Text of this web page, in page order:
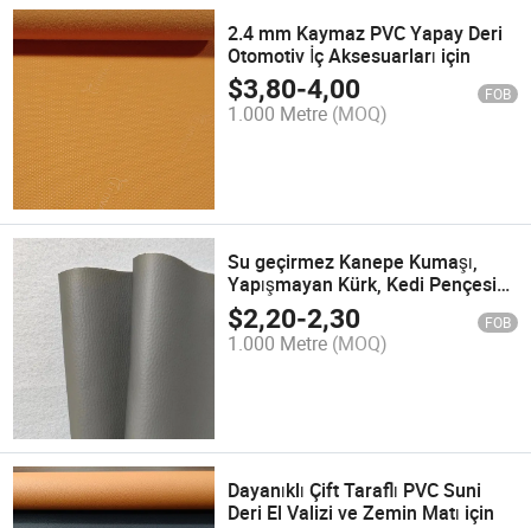
2.4 mm Kaymaz PVC Yapay Deri
Otomotiv İç Aksesuarları için
$3,80-4,00 FOB
1.000 Metre (MOQ)
Su geçirmez Kanepe Kumaşı,
Yapışmayan Kürk, Kedi Pençesi
Geçirmeyen Yastık Kılıfı, Yastık,
Yatak Kenarı Yumuşak ve Sert
Çanta Kumaşı, PVC/PU Deri
$2,20-2,30 FOB
1.000 Metre (MOQ)
Dayanıklı Çift Taraflı PVC Suni
Deri El Valizi ve Zemin Matı için